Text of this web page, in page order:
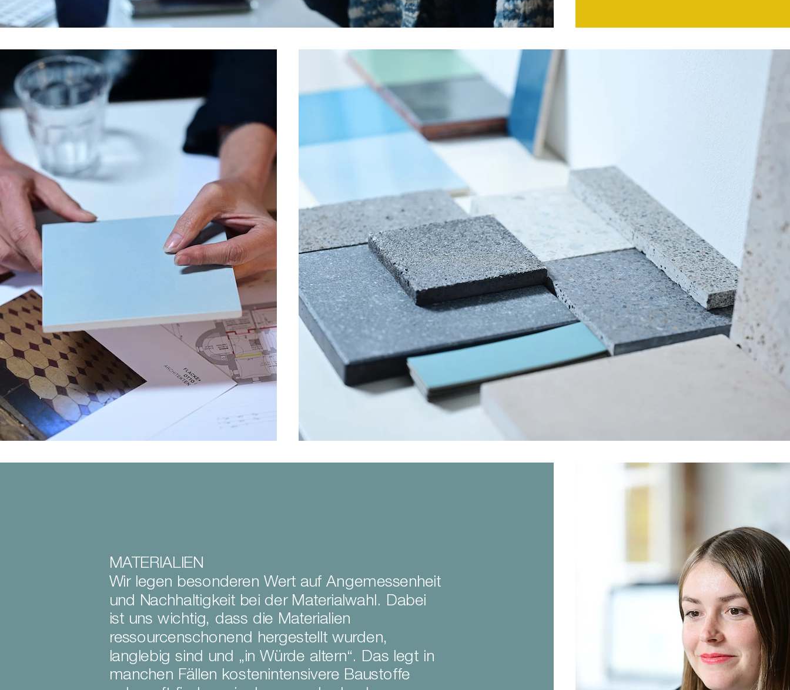
MATERIALIEN
Wir legen besonderen Wert auf Angemessenheit
und Nachhaltigkeit bei der Materialwahl. Dabei
ist uns wichtig, dass die Materialien
ressourcenschonend hergestellt wurden,
langlebig sind und „in Würde altern“. Das legt in
manchen Fällen kostenintensivere Baustoffe